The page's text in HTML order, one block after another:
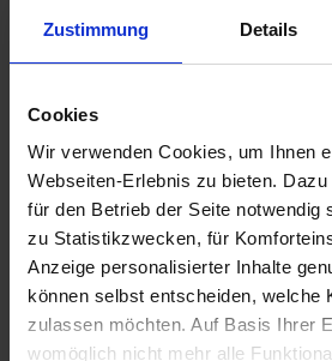
Zustimmung Details
Cookies
Wir verwenden Cookies, um Ihnen
Webseiten-Erlebnis zu bieten.
für den Betrieb der Seite notwendig
zu Statistikzwecken, für
Anzeige personalisierter Inhalte
können selbst entscheiden, welche
zulassen möchten. Auf Basis Ihrer
womöglich nicht mehr alle
versendet wurde, dem Mieter
Vermieter muss die fristgerechte
beweisen können, will er einen
Nachzahlungsanspruch nicht
Jahresfrist verstrichen, kann
mehr gefordert werden.
Fehlende Belege beim
Falls der Vermieter die
erstellen möchte, ihm dazu